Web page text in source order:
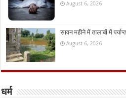
August 6, 2026
सावन महीने में तालाबों में
August 6, 2026
धर्म